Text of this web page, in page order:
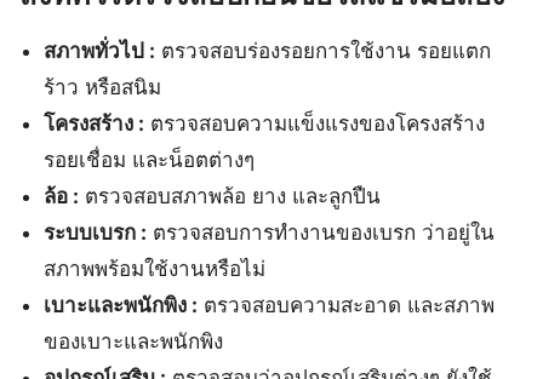
สภาพทั่วไป : ตรวจสอบร่องรอยการใช้งาน รอยแตก
ร้าว หรือสนิม
โครงสร้าง : ตรวจสอบความแข็งแรงของโครงสร้าง
รอยเชื่อม และน็อตต่างๆ
ล้อ : ตรวจสอบสภาพล้อ ยาง และลูกปืน
ระบบเบรก : ตรวจสอบการทำงานของเบรก ว่าอยู่ใน
สภาพพร้อมใช้งานหรือไม่
เบาะและพนักพิง : ตรวจสอบความสะอาด และสภาพ
ของเบาะและพนักพิง